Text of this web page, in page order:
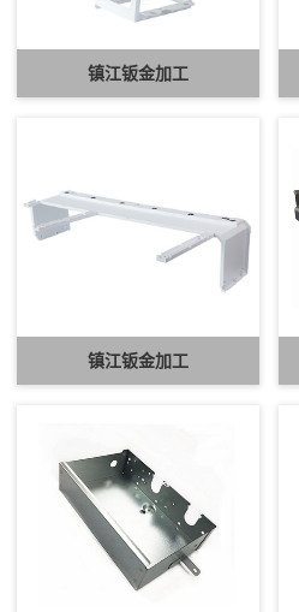
镇江钣金加工
镇江钣金加工